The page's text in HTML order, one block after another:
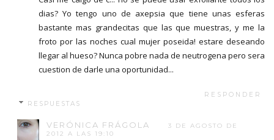
dias? Yo tengo uno de axepsia que tiene unas esferas
bastante mas grandecitas que las que muestras, y me la
froto por las noches cual mujer poseida! estare deseando
llegar al hueso? Nunca pobre nada de neutrogena pero sera
cuestion de darle una oportunidad...
RESPONDER
RESPUESTAS
VERÓNICA FRÁGOLA
3 DE AGOSTO DE
2012 A LAS 19:10